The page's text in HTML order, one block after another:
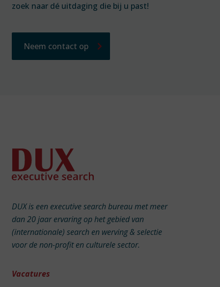
zoek naar dé uitdaging die bij u past!
Neem contact op
DUX is een executive search bureau met meer
dan 20 jaar ervaring op het gebied van
(internationale) search en werving & selectie
voor de non-profit en culturele sector.
Vacatures